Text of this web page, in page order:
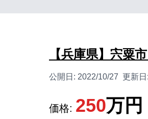
【兵庫県】宍粟
公開日: 2022/10/27 更新日:
価格: 250万円